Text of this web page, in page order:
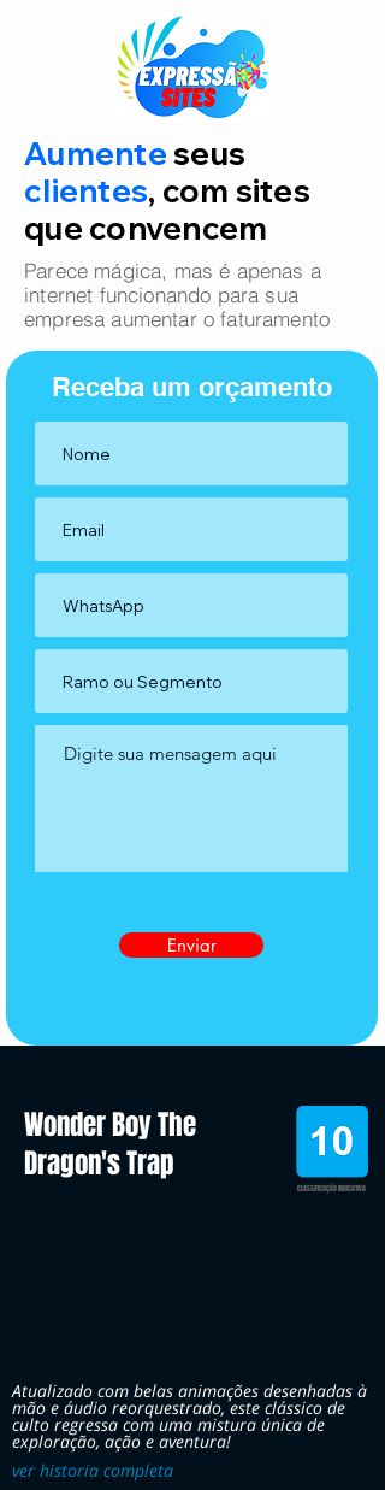
Aumenteseus
clientes, com sites
que convencem
Parece mágica, mas é apenas a
internet funcionando para sua
empresa aumentar o faturamento
Receba um orçamento
Enviar
Wonder Boy The
Dragon's Trap
CLASSIFICAÇÃO INDICATIVA
Atualizado com belas animações desenhadas à
mão e áudio reorquestrado, este clássico de
culto regressa com uma mistura única de
exploração, ação e aventura!
ver historia completa